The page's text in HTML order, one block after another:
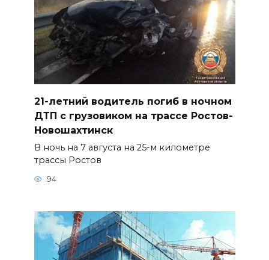
21-летний водитель погиб в ночном
ДТП с грузовиком на трассе Ростов-
Новошахтинск
В ночь на 7 августа на 25-м километре
трассы Ростов
94